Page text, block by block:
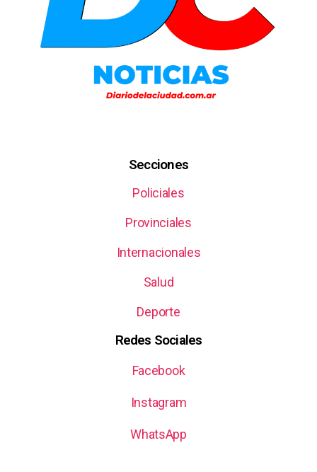
Secciones
Policiales
Provinciales
Internacionales
Salud
Deporte
Redes Sociales
Facebook
Instagram
WhatsApp